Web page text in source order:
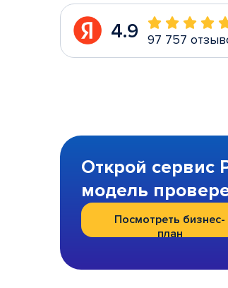
4.9 97 757
Открой сервис
модель
Посмотреть бизнес-
план